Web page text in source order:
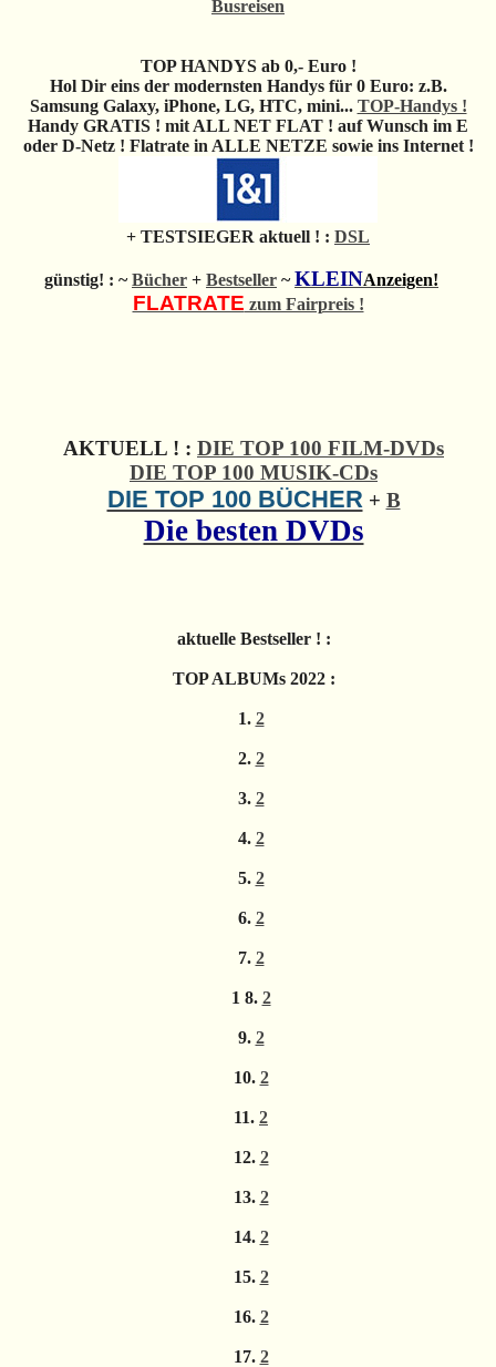
Busreisen
TOP HANDYS ab 0,- Euro !
Hol Dir eins der modernsten Handys für 0 Euro: z.B.
Samsung Galaxy, iPhone, LG, HTC, mini... TOP-Handys !
Handy GRATIS ! mit ALL NET FLAT ! auf Wunsch im E
oder D-Netz ! Flatrate in ALLE NETZE sowie ins Internet !
+ TESTSIEGER aktuell ! : DSL
günstig! : ~Bücher + Bestseller ~KLEINAnzeigen!
FLATRATE zum Fairpreis !
AKTUELL ! : DIE TOP 100 FILM-DVDs
DIE TOP 100 MUSIK-CDs
DIE TOP 100 BÜCHER + B
Die besten DVDs
aktuelle Bestseller ! :
TOP ALBUMs 2022 :
1. 2
2. 2
3. 2
4. 2
5. 2
6. 2
7. 2
1 8. 2
9. 2
10. 2
11. 2
12. 2
13. 2
14. 2
15. 2
16. 2
17. 2